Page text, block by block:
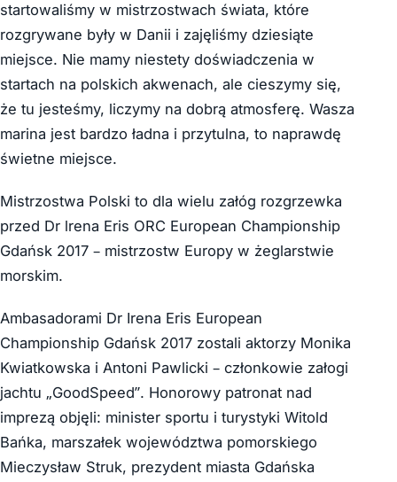
startowaliśmy w mistrzostwach świata, które
rozgrywane były w Danii i zajęliśmy dziesiąte
miejsce. Nie mamy niestety doświadczenia w
startach na polskich akwenach, ale cieszymy się,
że tu jesteśmy, liczymy na dobrą atmosferę. Wasza
marina jest bardzo ładna i przytulna, to naprawdę
świetne miejsce.
Mistrzostwa Polski to dla wielu załóg rozgrzewka
przed Dr lrena Eris ORC European Championship
Gdańsk 2017 – mistrzostw Europy w żeglarstwie
morskim.
Ambasadorami Dr Irena Eris European
Championship Gdańsk 2017 zostali aktorzy Monika
Kwiatkowska i Antoni Pawlicki – członkowie załogi
jachtu „GoodSpeed”. Honorowy patronat nad
imprezą objęli: minister sportu i turystyki Witold
Bańka, marszałek województwa pomorskiego
Mieczysław Struk, prezydent miasta Gdańska